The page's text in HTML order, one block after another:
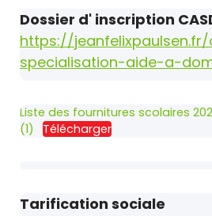
Dossier d' inscription
https://
specialisation-aide-a-
Liste des fournitures scolaires
(1)
Télécharger
Tarification sociale